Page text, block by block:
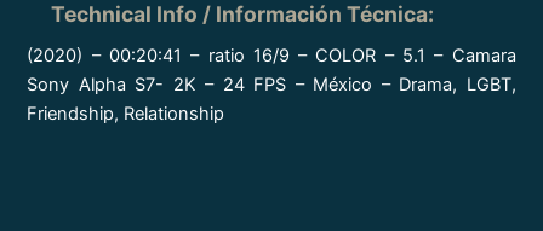
Technical Info / Información Técnica:
(2020) – 00:20:41 – ratio 16/9 – COLOR – 5.1 – Camara
Sony Alpha S7- 2K – 24 FPS – México – Drama, LGBT,
Friendship, Relationship